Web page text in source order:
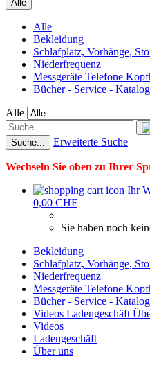
Alle
Alle
Bekleidung
Schlafplatz, Vorhänge,
Niederfrequenz
Messgeräte Telefone
Bücher - Service -
Alle
Suche... Erweiterte Suche
Wechseln Sie oben zu Ihrer
Ihr
0,00 CHF
Sie haben noch
Bekleidung
Schlafplatz, Vorhänge,
Niederfrequenz
Messgeräte Telefone
Bücher - Service -
Videos Ladengeschäft
Videos
Ladengeschäft
Über uns